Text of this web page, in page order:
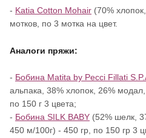
- Katia Cotton Mohair (70%
мотков, по 3 мотка на цвет.
Аналоги пряжи:
- Бобина Matita by Pecci Fillati
альпака, 38% хлопок, 26%
по 150 г 3 цвета;
- Бобина SILK BABY (52% шелк,
450 м/100г) - 450 гр, по 150 гр 3